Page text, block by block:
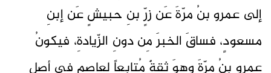
إلى عمرو بنُ مرّةَ عَن زرٍّ بنِ حبيشٍ عَن إبنِ
مسعودٍ، فساقَ الخبرَ مِن دونِ الزّيادةِ، فيكونُ
عمرو بنُ مرّةَ وهوَ ثقةٌ مُتابعاً لعاصمٍ في أصلِ